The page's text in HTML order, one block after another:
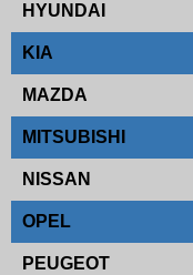
HYUNDAI
KIA
MAZDA
MITSUBISHI
NISSAN
OPEL
PEUGEOT